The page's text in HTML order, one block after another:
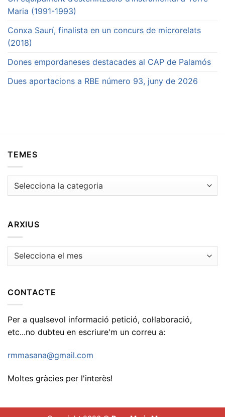
Maria (1991-1993)
Conxa Saurí, finalista en un concurs de microrelats
(2018)
Dones empordaneses destacades al CAP de Palamós
Dues aportacions a RBE número 93, juny de 2026
TEMES
Temes
ARXIUS
Arxius
CONTACTE
Per a qualsevol informació petició, col·laboració,
etc...no dubteu en escriure'm un correu a:
rmmasana@gmail.com
Moltes gràcies per l'interès!